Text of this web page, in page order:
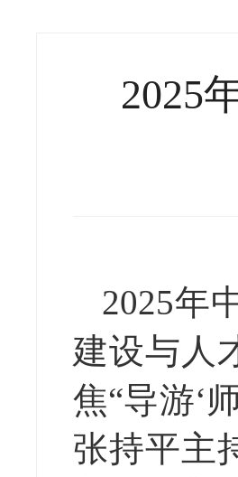
2025
2025年
建设与人
焦“导游‘
张持平主